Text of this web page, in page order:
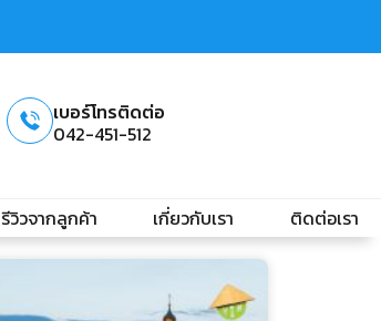
เบอร์โทรติดต่อ
042-451-512
รีวิวจากลูกค้า เกี่ยวกับเรา ติดต่อเรา